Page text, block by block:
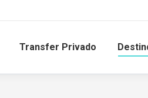
Transfer Privado